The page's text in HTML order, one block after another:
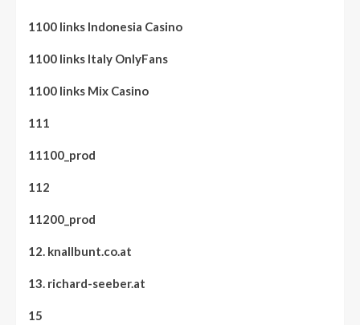
1100 links Indonesia Casino
1100 links Italy OnlyFans
1100 links Mix Casino
111
11100_prod
112
11200_prod
12. knallbunt.co.at
13. richard-seeber.at
15